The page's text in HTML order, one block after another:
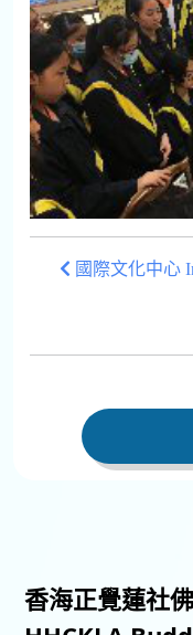
國際文化中心
香海正覺蓮社